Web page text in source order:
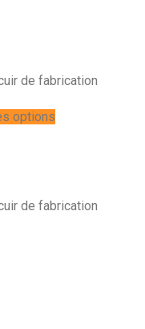
de fabrication
options
de fabrication